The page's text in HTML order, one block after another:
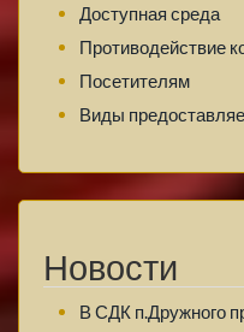
Доступная среда
Противодействие
Посетителям
Виды
Новости
В СДК п.Дружного